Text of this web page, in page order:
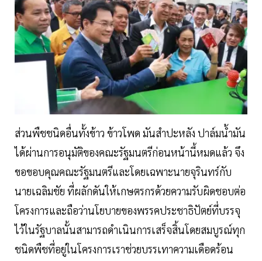
ส่วนพืชชนิดอื่นทั้งข้าว ข้าวโพด มันสำปะหลัง ปาล์มน้ำมัน
ได้ผ่านการอนุมัติของคณะรัฐมนตรีก่อนหน้านี้หมดแล้ว จึง
ขอขอบคุณคณะรัฐมนตรีและโดยเฉพาะนายจุรินทร์กับ
นายเฉลิมชัย ที่ผลักดันให้เกษตรกรด้วยความรับผิดชอบต่อ
โครงการและถือว่านโยบายของพรรคประชาธิปัตย์ที่บรรจุ
ไว้ในรัฐบาลนั้นสามารถดำเนินการเสร็จสิ้นโดยสมบูรณ์ทุก
ชนิดพืชที่อยู่ในโครงการเราช่วยบรรเทาความเดือดร้อน